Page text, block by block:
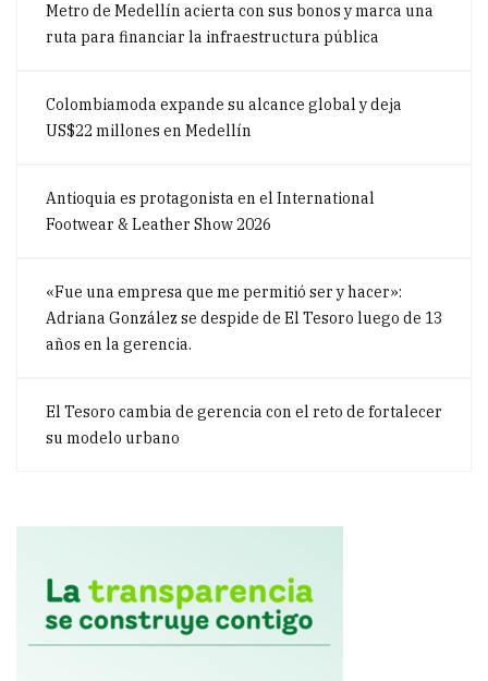
Metro de Medellín acierta con sus bonos y marca una
ruta para financiar la infraestructura pública
Colombiamoda expande su alcance global y deja
US$22 millones en Medellín
Antioquia es protagonista en el International
Footwear & Leather Show 2026
«Fue una empresa que me permitió ser y hacer»:
Adriana González se despide de El Tesoro luego de 13
años en la gerencia.
El Tesoro cambia de gerencia con el reto de fortalecer
su modelo urbano